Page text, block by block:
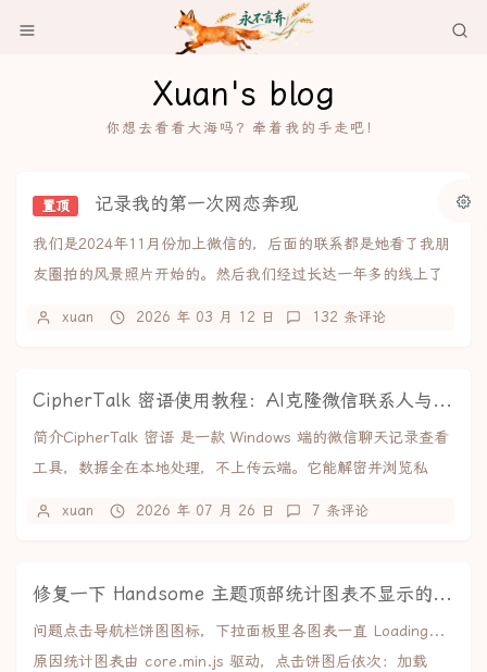
Xuan's blog
你想去看看大海吗？牵着我的手走吧！
置顶 记录我的第一次网恋奔现
我们是2024年11月份加上微信的，后面的联系都是她看了我朋
友圈拍的风景照片开始的。然后我们经过长达一年多的线上了
xuan 2026 年 03 月 12 日 132 条评论
CipherTalk 密语使用教程：AI克隆微信联系人与聊天记录导出
简介CipherTalk 密语 是一款 Windows 端的微信聊天记录查看
工具，数据全在本地处理，不上传云端。它能解密并浏览私
xuan 2026 年 07 月 26 日 7 条评论
修复一下 Handsome 主题顶部统计图表不显示的问题
问题点击导航栏饼图图标，下拉面板里各图表一直 Loading...
原因统计图表由 core.min.js 驱动，点击饼图后依次：加载